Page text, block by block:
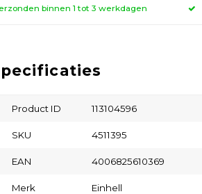
binnen 1 tot 3 werkdagen
Product ID 113104596
SKU 4511395
EAN 4006825610369
Merk Einhell